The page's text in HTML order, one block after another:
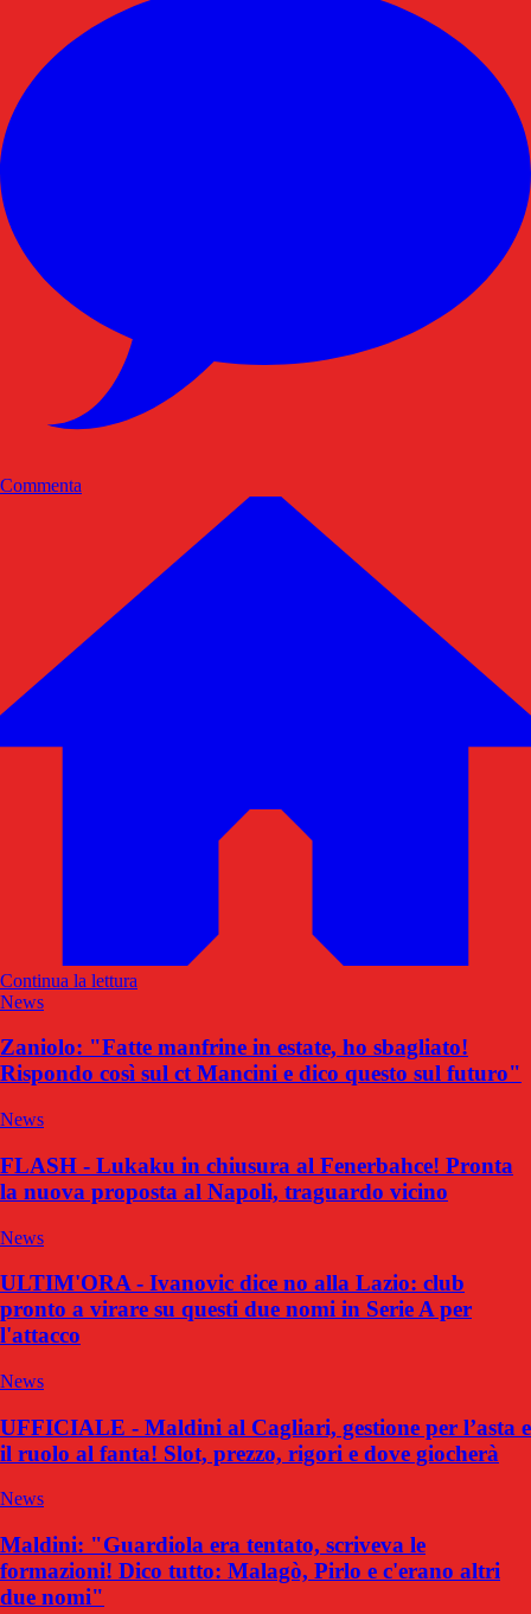
Commenta
Continua la lettura
News
Zaniolo: "Fatte manfrine in estate, ho sbagliato!
Rispondo così sul ct Mancini e dico questo sul futuro"
News
FLASH - Lukaku in chiusura al Fenerbahce! Pronta
la nuova proposta al Napoli, traguardo vicino
News
ULTIM'ORA - Ivanovic dice no alla Lazio: club
pronto a virare su questi due nomi in Serie A per
l'attacco
News
UFFICIALE - Maldini al Cagliari, gestione per l’asta e
il ruolo al fanta! Slot, prezzo, rigori e dove giocherà
News
Maldini: "Guardiola era tentato, scriveva le
formazioni! Dico tutto: Malagò, Pirlo e c'erano altri
due nomi"